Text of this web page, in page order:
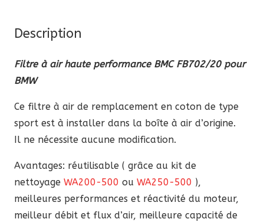
BMC
FB702/20
pour
BMW
Description
Filtre à air haute performance BMC FB702/20 pour
BMW
Ce filtre à air de remplacement en coton de type
sport est à installer dans la boîte à air d’origine.
Il ne nécessite aucune modification.
Avantages: réutilisable ( grâce au kit de
nettoyage WA200-500 ou WA250-500 ),
meilleures performances et réactivité du moteur,
meilleur débit et flux d’air, meilleure capacité de